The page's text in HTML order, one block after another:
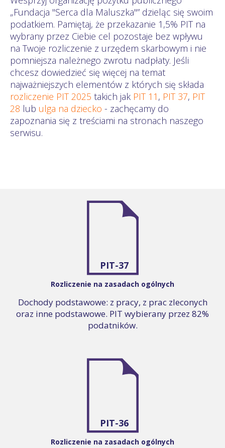
„Fundacja "Serca dla Maluszka"” dzieląc się swoim
podatkiem. Pamiętaj, że przekazanie 1,5% PIT na
wybrany przez Ciebie cel pozostaje bez wpływu
na Twoje rozliczenie z urzędem skarbowym i nie
pomniejsza należnego zwrotu nadpłaty. Jeśli
chcesz dowiedzieć się więcej na temat
najważniejszych elementów z których się składa
rozliczenie PIT 2025 takich jak PIT 11 , PIT 37, PIT
28 lub ulga na dziecko - zachęcamy do
zapoznania się z treściami na stronach naszego
serwisu.
PIT-37
Rozliczenie na zasadach ogólnych
Dochody podstawowe: z pracy, z prac zleconych
oraz inne podstawowe. PIT wybierany przez 82%
podatników.
PIT-36
Rozliczenie na zasadach ogólnych